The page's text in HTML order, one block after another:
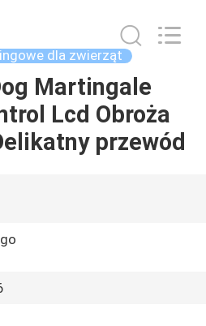
dla zwierząt
Martingale
Lcd Obroża
przewód